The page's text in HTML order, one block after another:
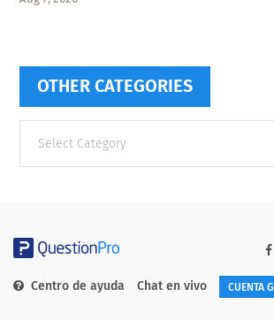
OTHER CATEGORIES
categories
Centro de ayuda Chat en vivo CUENTA